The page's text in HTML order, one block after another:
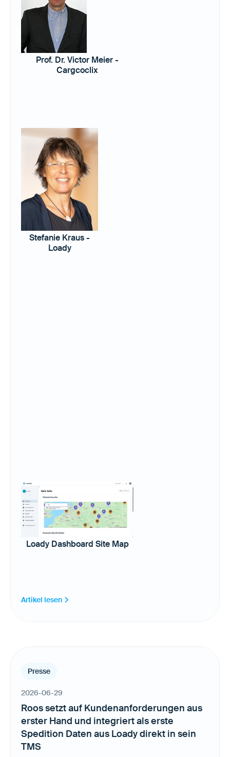
Prof. Dr. Victor Meier -
Cargcoclix
Stefanie Kraus -
Loady
Loady Dashboard Site Map
Artikel lesen
Presse
2026-06-29
Roos setzt auf Kundenanforderungen aus
erster Hand und integriert als erste
Spedition Daten aus Loady direkt in sein
TMS